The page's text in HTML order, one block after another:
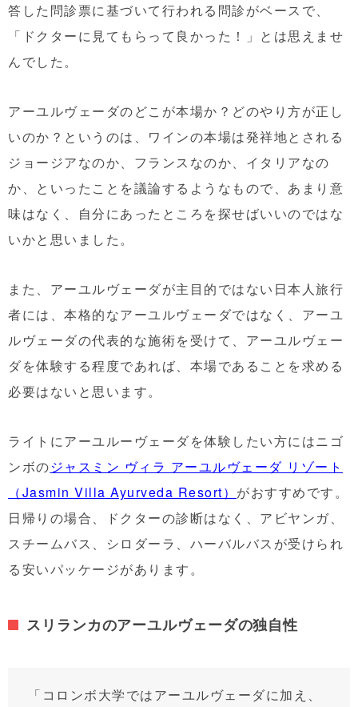
答した問診票に基づいて行われる問診がベースで、
「ドクターに見てもらって良かった！」とは思えませ
んでした。
アーユルヴェーダのどこが本場か？どのやり方が正し
いのか？というのは、ワインの本場は発祥地とされる
ジョージアなのか、フランスなのか、イタリアなの
か、といったことを議論するようなもので、あまり意
味はなく、自分にあったところを探せばいいのではな
いかと思いました。
また、アーユルヴェーダが主目的ではない日本人旅行
者には、本格的なアーユルヴェーダではなく、アーユ
ルヴェーダの代表的な施術を受けて、アーユルヴェー
ダを体験する程度であれば、本場であることを求める
必要はないと思います。
ライトにアーユルーヴェーダを体験したい方にはニゴ
ンボのジャスミン ヴィラ アーユルヴェーダ リゾート
（Jasmin Villa Ayurveda Resort） がおすすめです。
日帰りの場合、ドクターの診断はなく、アビヤンガ、
スチームバス、シロダーラ、ハーバルバスが受けられ
る安いパッケージがあります。
スリランカのアーユルヴェーダの独自性
「コロンボ大学ではアーユルヴェーダに加え、